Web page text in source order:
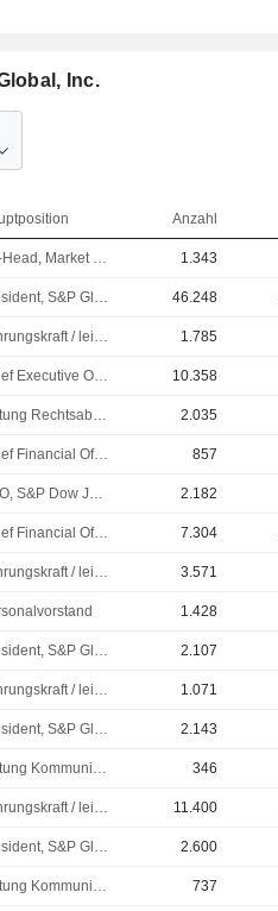
Inc.
Anzahl
Co-Head, Market Intelligence 1.343
President, S&P Global Mobility 46.248
Führungskraft / leitender Angestellter 1.785
Chief Executive Officer (CEO) 10.358
Leitung Rechtsabteilung 2.035
Chief Financial Officer (CFO) 857
CEO, S&P Dow Jones Indices 2.182
Chief Financial Officer (CFO) 7.304
Führungskraft / leitender Angestellter 3.571
1.428
President, S&P Global Mobility 2.107
Führungskraft / leitender Angestellter 1.071
President, S&P Global Ratings 2.143
Leitung Kommunikation 346
Führungskraft / leitender Angestellter 11.400
President, S&P Global Ratings 2.600
Leitung Kommunikation 737